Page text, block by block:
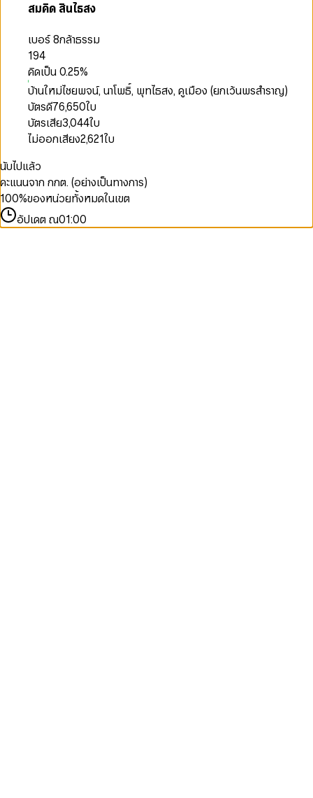
สมคิด สินไธสง
เบอร์ 8กล้าธรรม
194
คิดเป็น0.25%
บ้านใหม่ไชยพจน์, นาโพธิ์, พุทไธสง, คูเมือง (ยกเว้นพรสำราญ)
บัตรดี76,650ใบ
บัตรเสีย3,044ใบ
ไม่ออกเสียง2,621ใบ
นับไปแล้ว
คะแนนจาก กกต. (อย่างเป็นทางการ)
100%ของหน่วยทั้งหมดในเขต
อัปเดต ณ01:00